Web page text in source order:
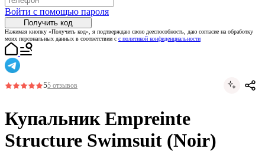
Войти с помощью пароля
Получить код
Нажимая кнопку «Получить код», я подтверждаю свою дееспособность, даю согласие на обработку
моих персональных данных в соответствии с с политикой конфиденциальности
55 отзывов
Купальник Empreinte
Structure Swimsuit (Noir)